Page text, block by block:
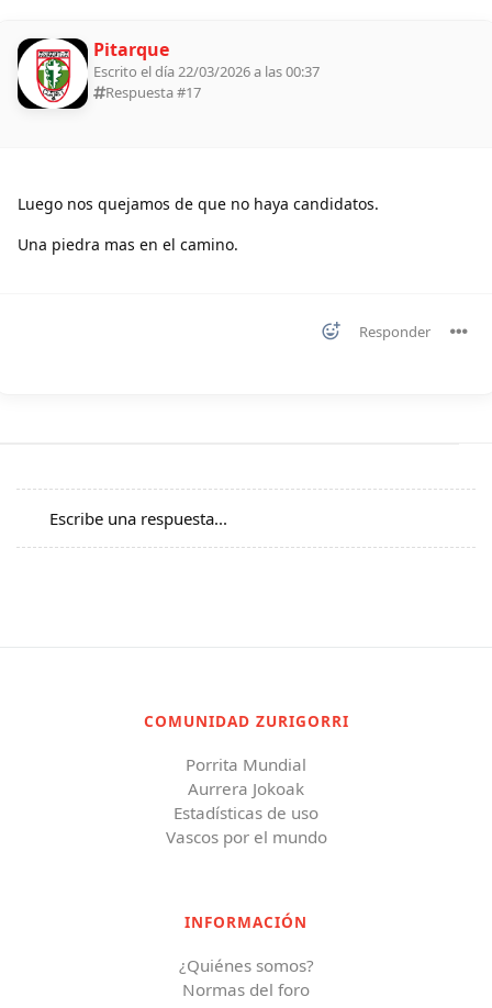
Pitarque
Escrito el día 22/03/2026 a las 00:37
Respuesta #17
Luego nos quejamos de que no haya candidatos.
Una piedra mas en el camino.
Responder
Escribe una respuesta...
COMUNIDAD ZURIGORRI
Porrita Mundial
Aurrera Jokoak
Estadísticas de uso
Vascos por el mundo
INFORMACIÓN
¿Quiénes somos?
Normas del foro